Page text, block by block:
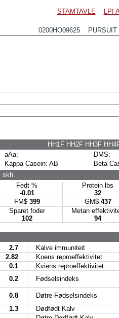
STAMTAVLE LPI
0200HO09625 PURSUIT
HH1F HH2F HH3F
aAa:
DMS:
Kappa Casein: AB
Beta
Fedt %
-0.01
Protein lbs
32
FM$ 399 GM$ 437
Sparet foder
102
Metan
94
2.7 Kalve immuniteit
2.82 Koens reproeffektivitet
0.1 Kviens reproeffektivitet
0.2 Fødselsindeks
0.8 Døtre Fødselsindeks
1.3 Dødfødt Kalv